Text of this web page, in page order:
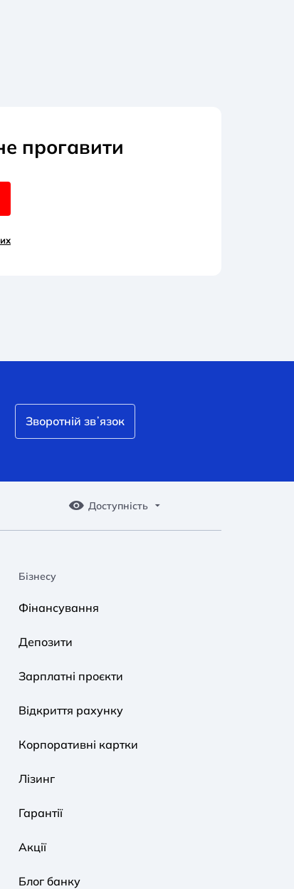
прогавити
Зворотній звʼязок
Доступність
Звичайний Середній
A A A A
Бізнесу
Фінансування
Депозити
Зарплатні проєкти
Відкриття рахунку
Корпоративні картки
Лізинг
Гарантії
Акції
Блог банку